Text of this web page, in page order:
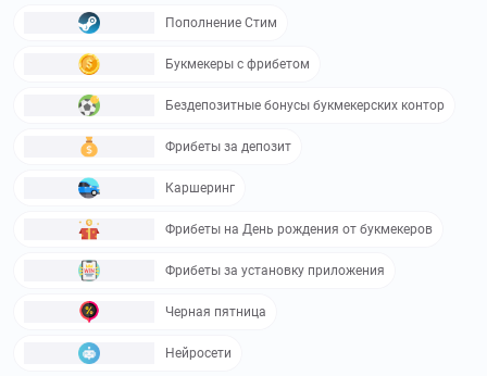
Пополнение Стим
Букмекеры с фрибетом
Бездепозитные бонусы букмекерских контор
Фрибеты за депозит
Каршеринг
Фрибеты на День рождения от букмекеров
Фрибеты за установку приложения
Черная пятница
Нейросети